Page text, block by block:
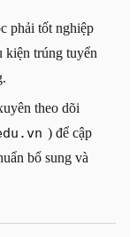
phải tốt nghiệp
kiện trúng tuyển
theo dõi
) để cập
bổ sung và